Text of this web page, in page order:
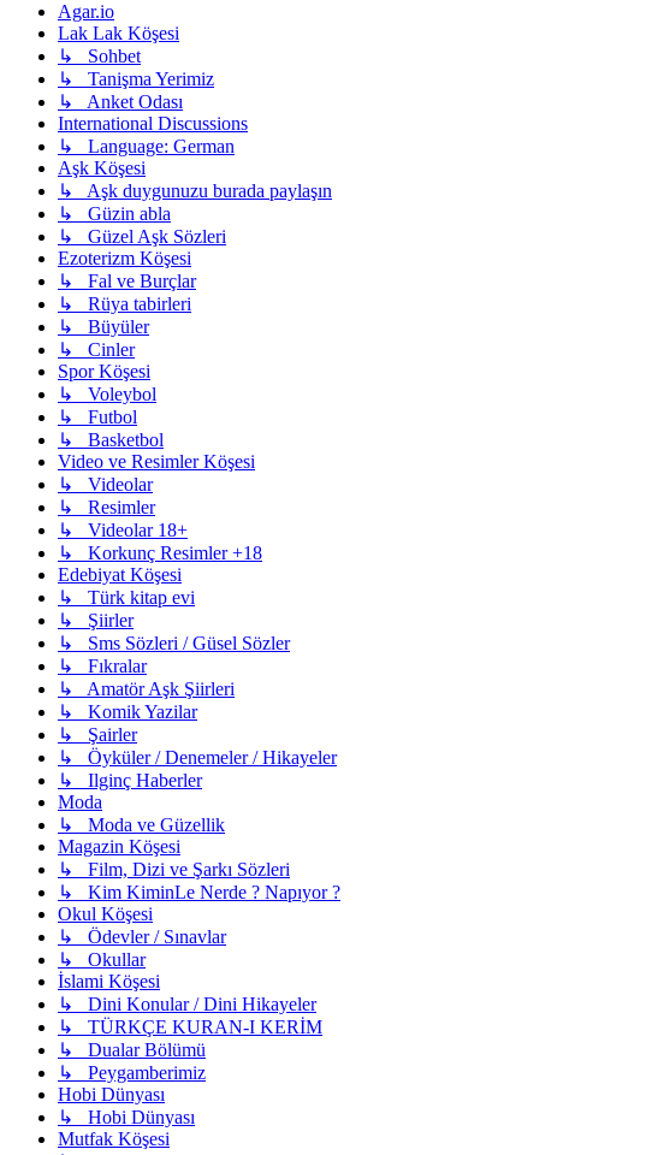
Agar.io
Lak Lak Köşesi
↳ Sohbet
↳ Tanişma Yerimiz
↳ Anket Odası
International Discussions
↳ Language: German
Aşk Köşesi
↳ Aşk duygunuzu burada paylaşın
↳ Güzin abla
↳ Güzel Aşk Sözleri
Ezoterizm Köşesi
↳ Fal ve Burçlar
↳ Rüya tabirleri
↳ Büyüler
↳ Cinler
Spor Köşesi
↳ Voleybol
↳ Futbol
↳ Basketbol
Video ve Resimler Köşesi
↳ Videolar
↳ Resimler
↳ Videolar 18+
↳ Korkunç Resimler +18
Edebiyat Köşesi
↳ Türk kitap evi
↳ Şiirler
↳ Sms Sözleri / Güsel Sözler
↳ Fıkralar
↳ Amatör Aşk Şiirleri
↳ Komik Yazilar
↳ Şairler
↳ Öyküler / Denemeler / Hikayeler
↳ Ilginç Haberler
Moda
↳ Moda ve Güzellik
Magazin Köşesi
↳ Film, Dizi ve Şarkı Sözleri
↳ Kim KiminLe Nerde ? Napıyor ?
Okul Köşesi
↳ Ödevler / Sınavlar
↳ Okullar
İslami Köşesi
↳ Dini Konular / Dini Hikayeler
↳ TÜRKÇE KURAN-I KERİM
↳ Dualar Bölümü
↳ Peygamberimiz
Hobi Dünyası
↳ Hobi Dünyası
Mutfak Köşesi